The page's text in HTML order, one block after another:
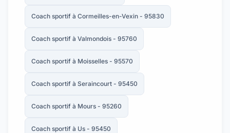
Coach sportif à Cormeilles-en-Vexin - 95830
Coach sportif à Valmondois - 95760
Coach sportif à Moisselles - 95570
Coach sportif à Seraincourt - 95450
Coach sportif à Mours - 95260
Coach sportif à Us - 95450